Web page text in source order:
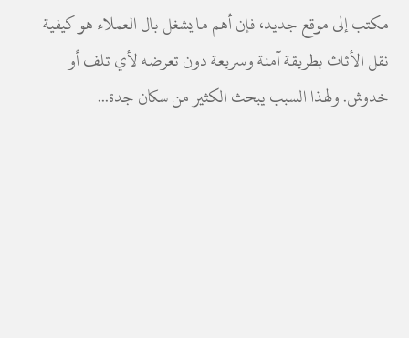
مكتب إلى موقع جديد، فإن أهم ما يشغل بال العملاء هو كيفية
نقل الأثاث بطريقة آمنة وسريعة دون تعرضه لأي تلف أو
خدوش. ولهذا السبب يبحث الكثير من سكان جدة...